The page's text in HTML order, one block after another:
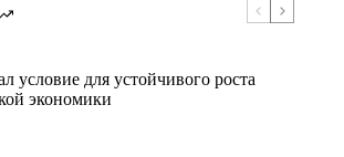
условие для устойчивого роста
экономики